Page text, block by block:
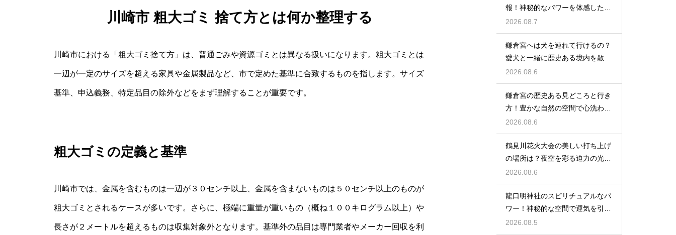
川崎市 粗大ゴミ 捨て方とは何か整理する
川崎市における「粗大ゴミ捨て方」は、普通ごみや資源ゴミとは異なる扱いになります。粗大ゴミとは
一辺が一定のサイズを超える家具や金属製品など、市で定めた基準に合致するものを指します。サイズ
基準、申込義務、特定品目の除外などをまず理解することが重要です。
粗大ゴミの定義と基準
川崎市では、金属を含むものは一辺が３０センチ以上、金属を含まないものは５０センチ以上のものが
粗大ゴミとされるケースが多いです。さらに、極端に重量が重いもの（概ね１００キログラム以上）や
長さが２メートルを超えるものは収集対象外となります。基準外の品目は専門業者やメーカー回収を利
報！神秘的なパワーを体感した詳
細レビュー
2026.08.7
鎌倉宮へは犬を連れて行けるの？
愛犬と一緒に歴史ある境内を散策
するコツ
2026.08.6
鎌倉宮の歴史ある見どころと行き
方！豊かな自然の空間で心洗われ
る時間
2026.08.6
鶴見川花火大会の美しい打ち上げ
の場所は？夜空を彩る迫力の光景
を特等席で
2026.08.6
龍口明神社のスピリチュアルなパ
ワー！神秘的な空間で運気を引き
寄せる参拝
2026.08.5